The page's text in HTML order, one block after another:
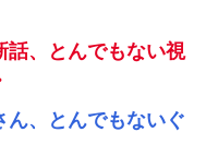
話、とんでもない視
ん、とんでもないぐ